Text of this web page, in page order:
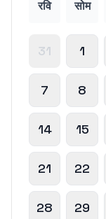
रवि सोम
31 1
7 8
14 15
21 22
28 29